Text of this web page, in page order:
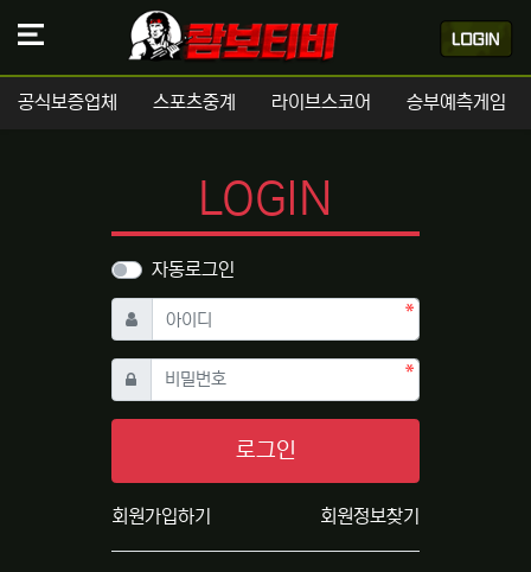
공식보증업체 스포츠중계 라이브스코어 승부예측게임
LOGIN
자동로그인
아이디 필수
비밀번호필수
로그인
회원가입하기 회원정보찾기